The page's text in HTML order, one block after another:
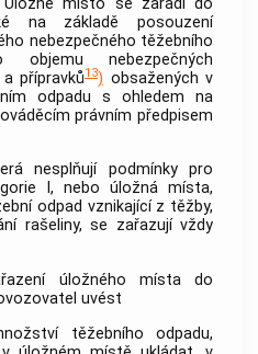
na základě posouzení
nebezpečného těžebního
nebezpečných
přípravků13) obsažených v
odpadu s ohledem na
právním předpisem
nesplňují podmínky pro
I, neboúložná místa,
odpad vznikající z těžby,
rašeliny, se zařazují vždy
úložného místado
uvést
těžebního odpadu,